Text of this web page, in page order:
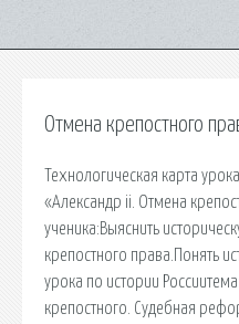
Отмена крепостного
Технологическая карта
«Александр ii. Отмена
ученика:Выяснить
крепостного права.Понять
урока по истории
крепостного. Судебная